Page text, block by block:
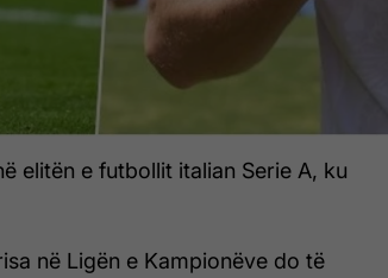
elitën e futbollit italian Serie A, ku
në Ligën e Kampionëve do të